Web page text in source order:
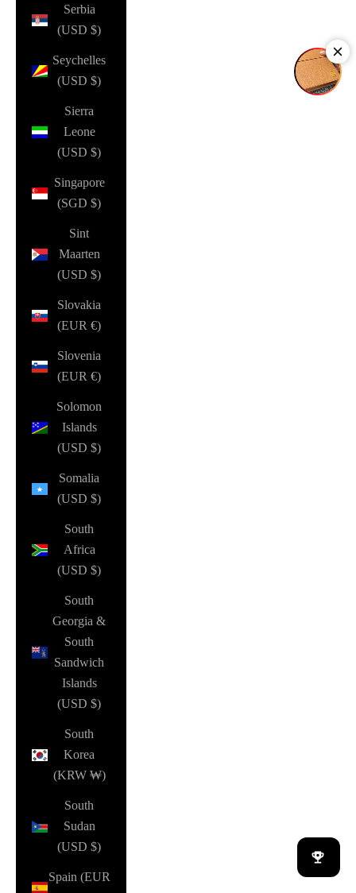
Serbia
(USD $)
Seychelles
(USD $)
Sierra
Leone
(USD $)
Singapore
(SGD $)
Sint
Maarten
(USD $)
Slovakia
(EUR €)
Slovenia
(EUR €)
Solomon
Islands
(USD $)
Somalia
(USD $)
South
Africa
(USD $)
South
Georgia &
South
Sandwich
Islands
(USD $)
South
Korea
(KRW ₩)
South
Sudan
(USD $)
Spain (EUR